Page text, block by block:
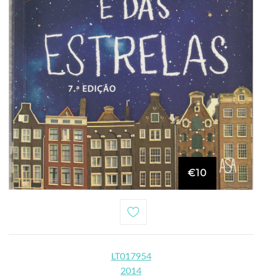
€10
LT017954
2014